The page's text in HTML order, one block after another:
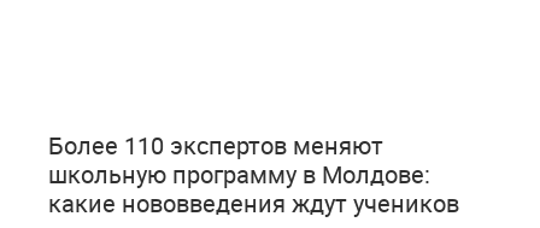
Более 110 экспертов меняют
школьную программу в Молдове:
какие нововведения ждут учеников